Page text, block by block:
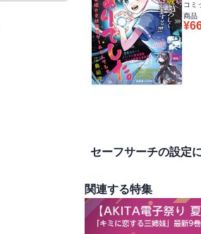
コミ
商品
¥
セーフサーチの設定
関連する特集